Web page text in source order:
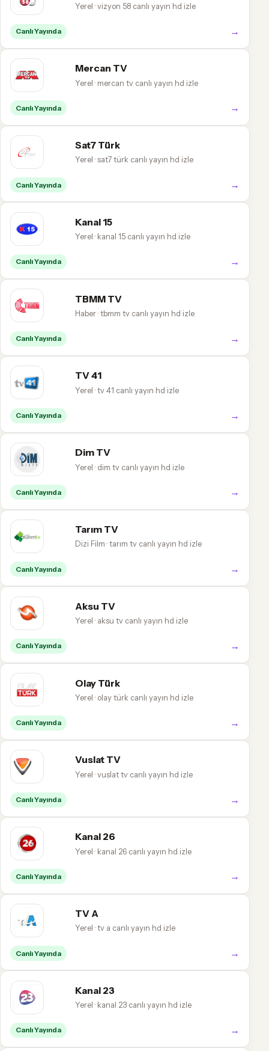
Yerel · vizyon 58 canlı yayın hd izle
Canlı Yayında →
Mercan TV
Yerel · mercan tv canlı yayın hd izle
Canlı Yayında →
Sat7 Türk
Yerel · sat7 türk canlı yayın hd izle
Canlı Yayında →
Kanal 15
Yerel · kanal 15 canlı yayın hd izle
Canlı Yayında →
TBMM TV
Haber · tbmm tv canlı yayın hd izle
Canlı Yayında →
TV 41
Yerel · tv 41 canlı yayın hd izle
Canlı Yayında →
Dim TV
Yerel · dim tv canlı yayın hd izle
Canlı Yayında →
Tarım TV
Dizi Film · tarım tv canlı yayın hd izle
Canlı Yayında →
Aksu TV
Yerel · aksu tv canlı yayın hd izle
Canlı Yayında →
Olay Türk
Yerel · olay türk canlı yayın hd izle
Canlı Yayında →
Vuslat TV
Yerel · vuslat tv canlı yayın hd izle
Canlı Yayında →
Kanal 26
Yerel · kanal 26 canlı yayın hd izle
Canlı Yayında →
TV A
Yerel · tv a canlı yayın hd izle
Canlı Yayında →
Kanal 23
Yerel · kanal 23 canlı yayın hd izle
Canlı Yayında →